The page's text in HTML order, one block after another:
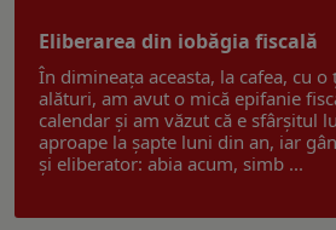
Eliberarea din iobăgia fiscală
În dimineața aceasta, la cafea, cu
alături, am avut o mică epifanie
calendar și am văzut că e sfârșitul
aproape la șapte luni din an, iar
și eliberator: abia acum, simb ...